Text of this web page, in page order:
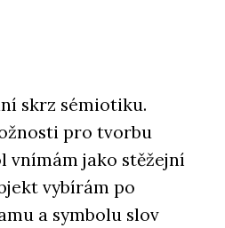
skrz sémiotiku.
pro tvorbu
vnímám jako stěžejní
vybírám po
a symbolu slov